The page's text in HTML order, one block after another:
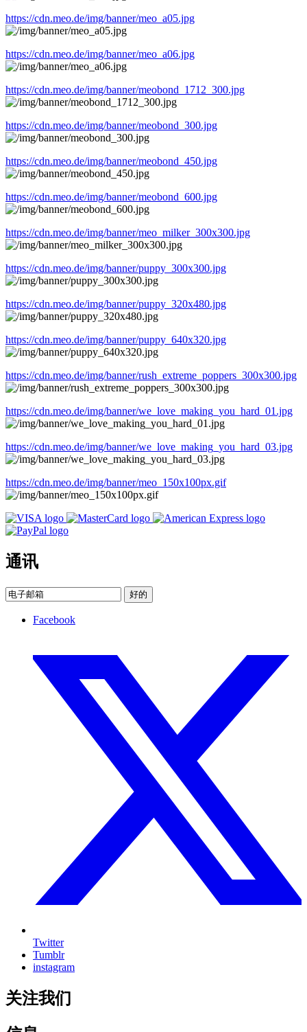
https://cdn.meo.de/img/banner/meo_a05.jpg
https://cdn.meo.de/img/banner/meo_a06.jpg
https://cdn.meo.de/img/banner/meobond_1712_300.jpg
https://cdn.meo.de/img/banner/meobond_300.jpg
https://cdn.meo.de/img/banner/meobond_450.jpg
https://cdn.meo.de/img/banner/meobond_600.jpg
https://cdn.meo.de/img/banner/meo_milker_300x300.jpg
https://cdn.meo.de/img/banner/puppy_300x300.jpg
https://cdn.meo.de/img/banner/puppy_320x480.jpg
https://cdn.meo.de/img/banner/puppy_640x320.jpg
https://cdn.meo.de/img/banner/rush_extreme_poppers_300x300.jpg
https://cdn.meo.de/img/banner/we_love_making_you_hard_01.jpg
https://cdn.meo.de/img/banner/we_love_making_you_hard_03.jpg
https://cdn.meo.de/img/banner/meo_150x100px.gif
通讯
好的
Facebook
Twitter
Tumblr
instagram
关注我们